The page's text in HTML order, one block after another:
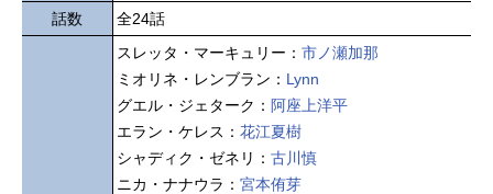
話数
全24話
スレッタ・マーキュリー： 市ノ瀬加那
ミオリネ・レンブラン： Lynn
グエル・ジェターク： 阿座上洋平
エラン・ケレス： 花江夏樹
シャディク・ゼネリ： 古川慎
ニカ・ナナウラ： 宮本侑芽